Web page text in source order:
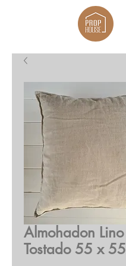
Almohadon Lino
Tostado 55 x 55